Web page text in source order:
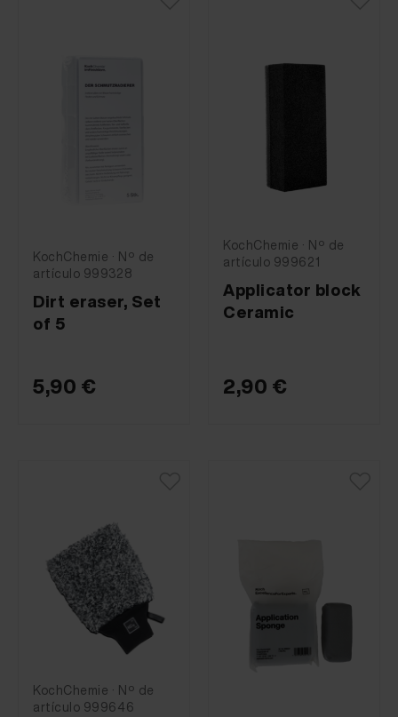
KochChemie · Nº de
artículo 999328
Dirt eraser, Set
of 5
5,90 €
KochChemie · Nº de
artículo 999621
Applicator block
Ceramic
2,90 €
KochChemie · Nº de
artículo 999646